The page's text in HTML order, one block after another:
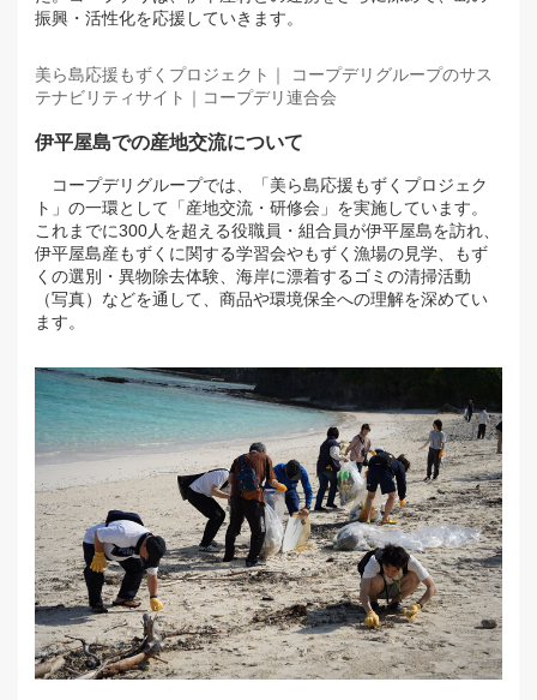
振興・活性化を応援していきます。
美ら島応援もずくプロジェクト｜ コープデリグループのサス
テナビリティサイト｜コープデリ連合会
伊平屋島での産地交流について
コープデリグループでは、「美ら島応援もずくプロジェク
ト」の一環として「産地交流・研修会」を実施しています。
これまでに300人を超える役職員・組合員が伊平屋島を訪れ、
伊平屋島産もずくに関する学習会やもずく漁場の見学、もず
くの選別・異物除去体験、海岸に漂着するゴミの清掃活動
（写真）などを通して、商品や環境保全への理解を深めてい
ます。